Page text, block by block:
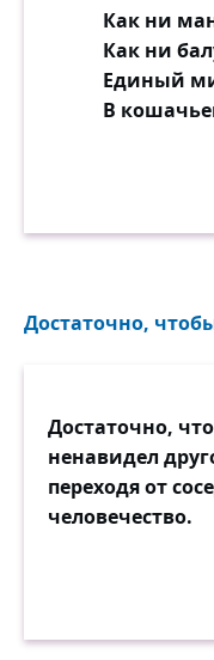
Как ни
Как ни
Единый
В
Достаточно,
Достаточно,
ненавидел
переходя от
человечество.